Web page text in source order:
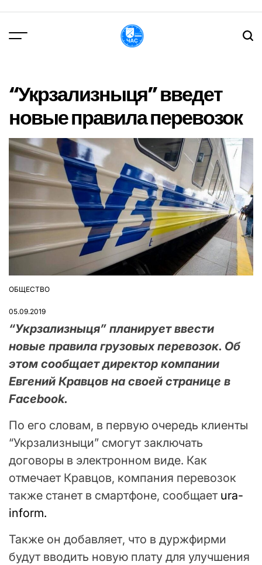
вмісту
“Укрзализныця” введет
новые правила перевозок
ОПУБЛІКУВАТИ
ОБЩЕСТВО
05.09.2019
“Укрзализныця” планирует ввести
новые правила грузовых перевозок. Об
этом сообщает директор компании
Евгений Кравцов на своей странице в
Facebook.
По его словам, в первую очередь клиенты
“Укрзализныци” смогут заключать
договоры в электронном виде. Как
отмечает Кравцов, компания перевозок
также станет в смартфоне, сообщает ura-
inform.
Также он добавляет, что в дуржфирми
будут вводить новую плату для улучшения